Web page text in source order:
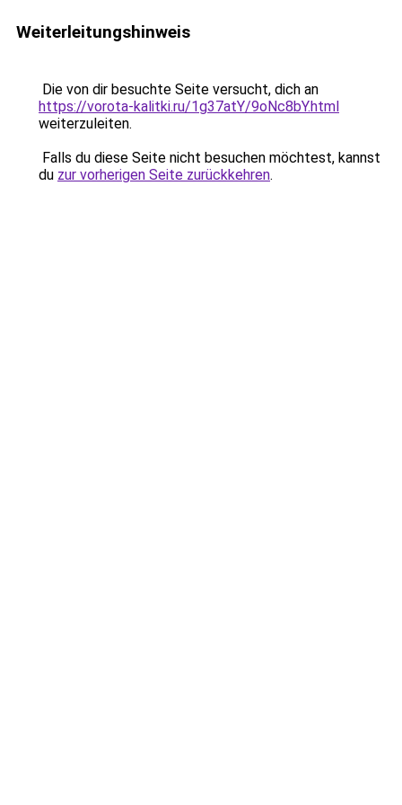
Weiterleitungshinweis
Die von dir besuchte Seite versucht, dich an
https://vorota-kalitki.ru/1g37atY/9oNc8bY.html
weiterzuleiten.
Falls du diese Seite nicht besuchen möchtest, kannst
du zur vorherigen Seite zurückkehren.